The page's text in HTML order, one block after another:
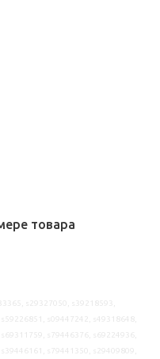
товара